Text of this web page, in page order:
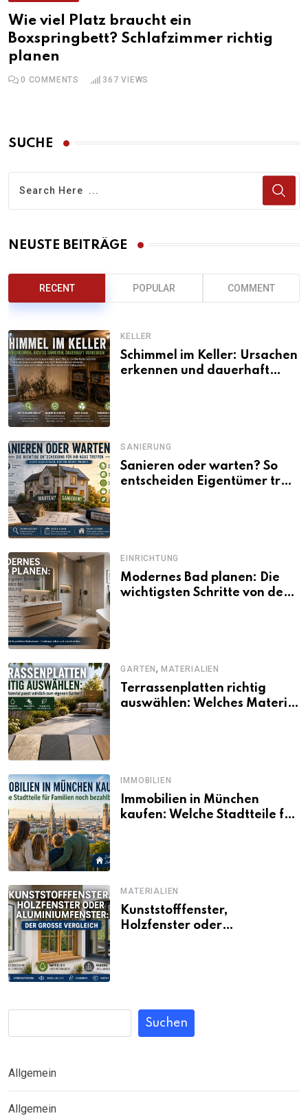
Wie viel Platz braucht ein
Boxspringbett? Schlafzimmer richtig
planen
0 COMMENTS 367 VIEWS
SUCHE
NEUSTE BEITRÄGE
RECENT POPULAR COMMENT
KELLER
Schimmel im Keller: Ursachen
erkennen und dauerhaft
SANIERUNG
Sanieren oder warten? So
entscheiden Eigentümer trotz
EINRICHTUNG
Modernes Bad planen: Die
wichtigsten Schritte von der
GARTEN,MATERIALIEN
Terrassenplatten richtig
auswählen: Welches Material
IMMOBILIEN
Immobilien in München
kaufen: Welche Stadtteile für
MATERIALIEN
Kunststofffenster,
Holzfenster oder
Suchen
Allgemein
Allgemein